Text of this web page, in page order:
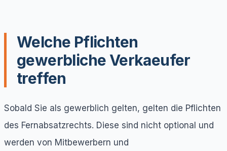
Welche Pflichten
gewerbliche Verkaeufer
treffen
Sobald Sie als gewerblich gelten, gelten die Pflichten
des Fernabsatzrechts. Diese sind nicht optional und
werden von Mitbewerbern und